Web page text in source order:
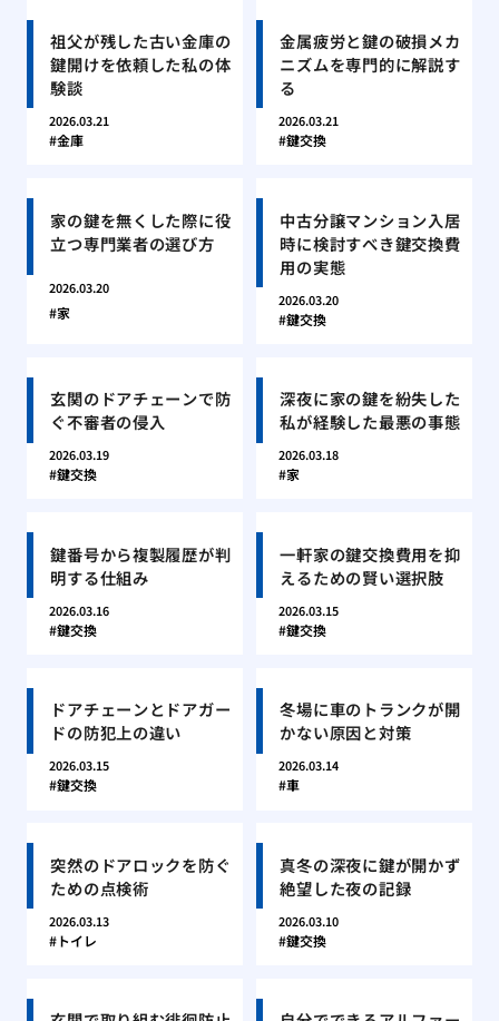
祖父が残した古い金庫の
鍵開けを依頼した私の体
験談
2026.03.21
金庫
金属疲労と鍵の破損メカ
ニズムを専門的に解説す
る
2026.03.21
鍵交換
家の鍵を無くした際に役
立つ専門業者の選び方
2026.03.20
家
中古分譲マンション入居
時に検討すべき鍵交換費
用の実態
2026.03.20
鍵交換
玄関のドアチェーンで防
ぐ不審者の侵入
2026.03.19
鍵交換
深夜に家の鍵を紛失した
私が経験した最悪の事態
2026.03.18
家
鍵番号から複製履歴が判
明する仕組み
2026.03.16
鍵交換
一軒家の鍵交換費用を抑
えるための賢い選択肢
2026.03.15
鍵交換
ドアチェーンとドアガー
ドの防犯上の違い
2026.03.15
鍵交換
冬場に車のトランクが開
かない原因と対策
2026.03.14
車
突然のドアロックを防ぐ
ための点検術
2026.03.13
トイレ
真冬の深夜に鍵が開かず
絶望した夜の記録
2026.03.10
鍵交換